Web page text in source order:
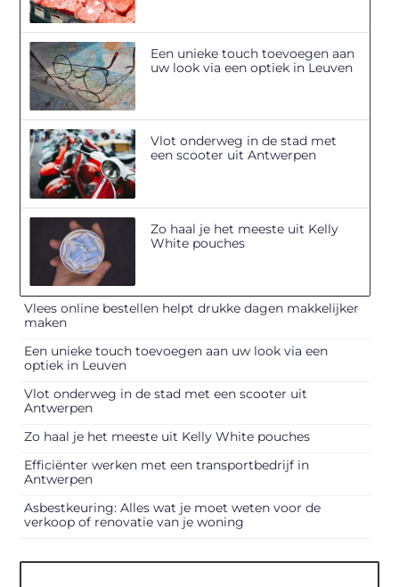
Een unieke touch toevoegen aan
uw look via een optiek in Leuven
Vlot onderweg in de stad met
een scooter uit Antwerpen
Zo haal je het meeste uit Kelly
White pouches
Vlees online bestellen helpt drukke dagen makkelijker
maken
Een unieke touch toevoegen aan uw look via een
optiek in Leuven
Vlot onderweg in de stad met een scooter uit
Antwerpen
Zo haal je het meeste uit Kelly White pouches
Efficiënter werken met een transportbedrijf in
Antwerpen
Asbestkeuring: Alles wat je moet weten voor de
verkoop of renovatie van je woning